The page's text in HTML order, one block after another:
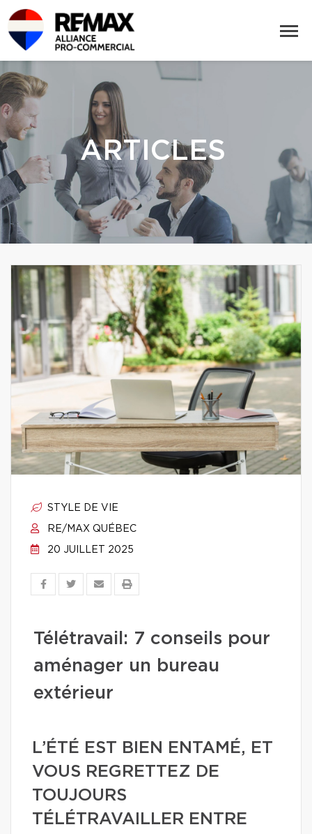
ARTICLES
STYLE DE VIE
RE/MAX QUÉBEC
20 JUILLET 2025
Télétravail: 7 conseils pour
aménager un bureau
extérieur
L’ÉTÉ EST BIEN ENTAMÉ, ET
VOUS REGRETTEZ DE
TOUJOURS
TÉLÉTRAVAILLER ENTRE